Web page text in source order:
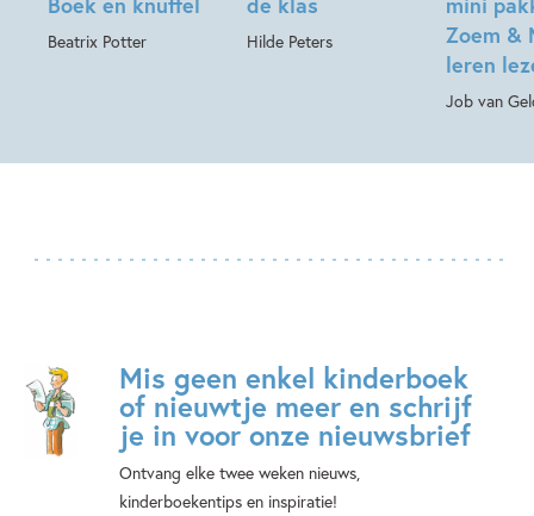
Beatrix Potter Hilde Peters
Zoem &
leren
Job van
Mis geen enkel kinderboek
of nieuwtje meer en schrijf
je in voor onze nieuwsbrief
Ontvang elke twee weken nieuws,
kinderboekentips en inspiratie!